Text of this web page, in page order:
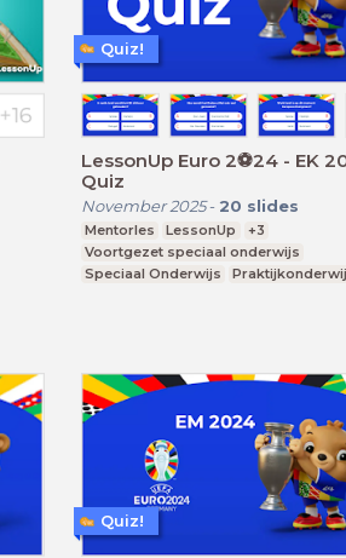
LessonUp Euro 2⚽️24 - EK
Quiz
November 2025- 20 slides
Mentorles LessonUp
+3
Voortgezet speciaal onderwijs
Speciaal Onderwijs
Quiz!
Quiz!